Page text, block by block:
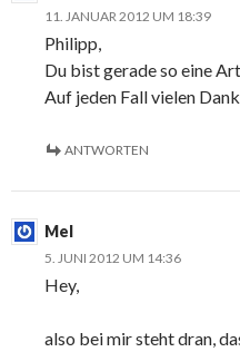
11. JANUAR 2012 UM 18:39
Philipp,
Du bist gerade so eine
Auf jeden Fall vielen
ANTWORTEN
Mel
5. JUNI 2012 UM 14:36
Hey,
also bei mir steht dran,